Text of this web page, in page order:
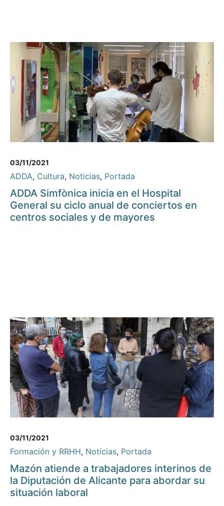
03/11/2021
ADDA, Cultura, Noticias, Portada
ADDA Simfònica inicia en el Hospital
General su ciclo anual de conciertos en
centros sociales y de mayores
03/11/2021
Formación y RRHH, Noticias, Portada
Mazón atiende a trabajadores interinos de
la Diputación de Alicante para abordar su
situación laboral